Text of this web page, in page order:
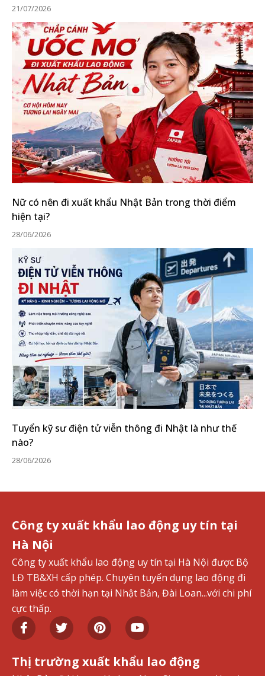
21/07/2026
Nữ có nên đi xuất khẩu Nhật Bản trong thời điểm
hiện tại?
28/06/2026
Tuyển kỹ sư điện tử viễn thông đi Nhật là như thế
nào?
28/06/2026
Công ty xuất khẩu lao động uy tín tại
Hà Nội
Công ty xuất khẩu lao động uy tín tại Hà Nội được Bộ
LĐ TB&XH cấp phép. Chuyên tuyển dụng lao động đi
làm việc có thời hạn tại Nhật Bản, Đài Loan...với chi phí
cực thấp.
Thị trường xuất khẩu lao động